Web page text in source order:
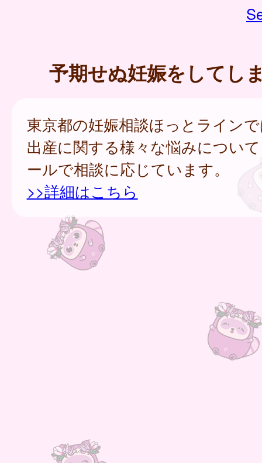
予期せぬ妊娠をしてし
東京都の妊娠相談ほっとライン
出産に関する様々な悩みについ
ールで相談に応じています。
>>詳細はこちら